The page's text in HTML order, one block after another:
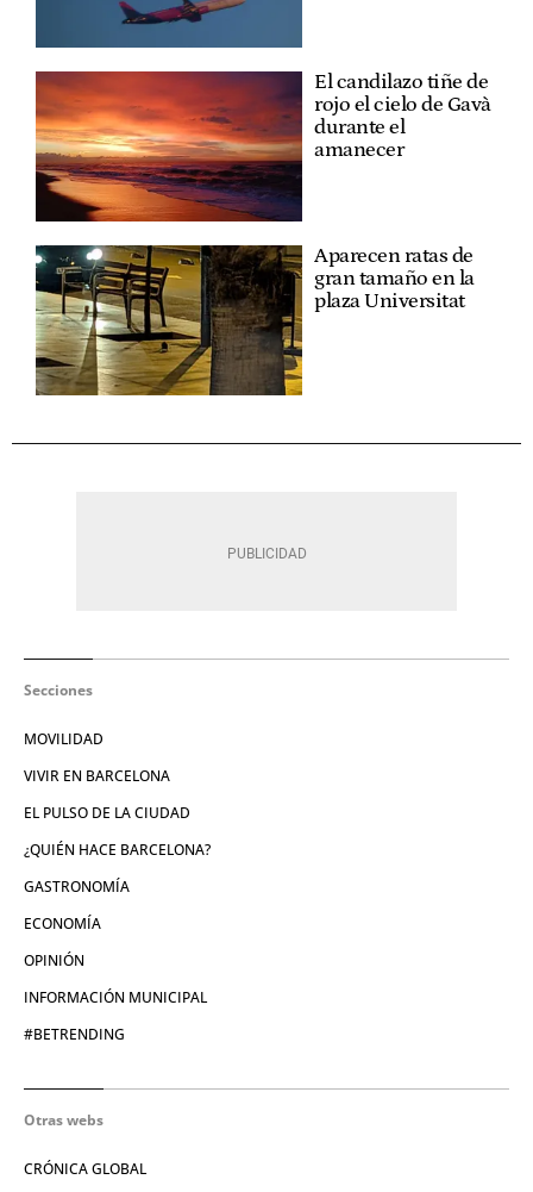
El candilazo tiñe de
rojo el cielo de Gavà
durante el
amanecer
Aparecen ratas de
gran tamaño en la
plaza Universitat
Secciones
MOVILIDAD
VIVIR EN BARCELONA
EL PULSO DE LA CIUDAD
¿QUIÉN HACE BARCELONA?
GASTRONOMÍA
ECONOMÍA
OPINIÓN
INFORMACIÓN MUNICIPAL
#BETRENDING
Otras webs
CRÓNICA GLOBAL